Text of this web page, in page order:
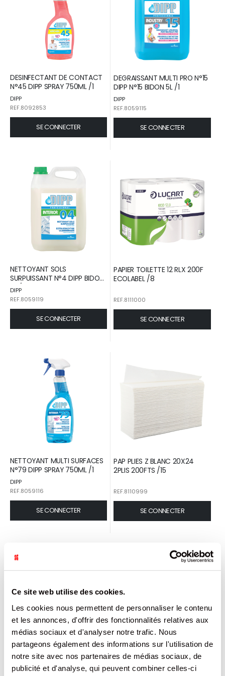
Ce site web utilise des cookies.
Les cookies nous permettent de personnaliser le contenu
et les annonces, d'offrir des fonctionnalités relatives aux
médias sociaux et d'analyser notre trafic. Nous
partageons également des informations sur l'utilisation de
notre site avec nos partenaires de médias sociaux, de
publicité et d'analyse, qui peuvent combiner celles-ci
DESINFECTANT DE CONTACT
N°45 DIPP SPRAY 750ML /1
DIPP
REF.8092853
SE CONNECTER
DEGRAISSANT MULTI PRO N°15
DIPP N°15 BIDON 5L /1
DIPP
REF.8059115
SE CONNECTER
NETTOYANT SOLS
SURPUISSANT N°4 DIPP BIDON
5L /1
DIPP
REF.8059119
SE CONNECTER
PAPIER TOILETTE 12 RLX 200F
ECOLABEL /8
REF.8111000
SE CONNECTER
NETTOYANT MULTI SURFACES
N°79 DIPP SPRAY 750ML /1
DIPP
REF.8059116
SE CONNECTER
PAP PLIES Z BLANC 20X24
2PLIS 200FTS /15
REF.8110999
SE CONNECTER
NETTOYANT SOL PIN N°63
DIPP BIDON 1L /1
DIPP
KIT HYGIENE ET CONFOROMITE
HACCP DIPP /1